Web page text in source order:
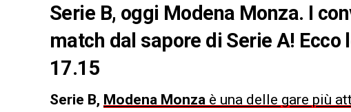
Serie B, oggi Modena Monza. I
match dal sapore di Serie A!
17.15
Serie B, Modena Monza è una delle gare più